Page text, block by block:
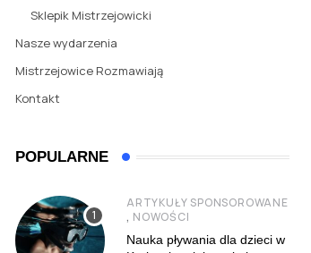
KST IV do Mistrzejowic gotowy 31 sierpnia
01/06/2026
Sklepik Mistrzejowicki
Nasze wydarzenia
Mistrzejowice Rozmawiają
Kontakt
POPULARNE
ARTYKUŁY SPONSOROWANE
, NOWOŚCI
Nauka pływania dla dzieci w